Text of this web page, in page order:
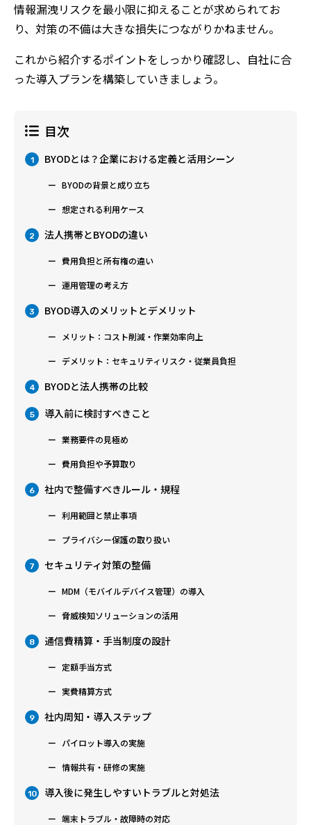
情報漏洩リスクを最小限に抑えることが求められてお
り、対策の不備は大きな損失につながりかねません。
これから紹介するポイントをしっかり確認し、自社に合
った導入プランを構築していきましょう。
目次
1 BYODとは？企業における定義と活用シーン
BYODの背景と成り立ち
想定される利用ケース
2 法人携帯とBYODの違い
費用負担と所有権の違い
運用管理の考え方
3 BYOD導入のメリットとデメリット
メリット：コスト削減・作業効率向上
デメリット：セキュリティリスク・従業員負担
4 BYODと法人携帯の比較
5 導入前に検討すべきこと
業務要件の見極め
費用負担や予算取り
6 社内で整備すべきルール・規程
利用範囲と禁止事項
プライバシー保護の取り扱い
7 セキュリティ対策の整備
MDM（モバイルデバイス管理）の導入
脅威検知ソリューションの活用
8 通信費精算・手当制度の設計
定額手当方式
実費精算方式
9 社内周知・導入ステップ
パイロット導入の実施
情報共有・研修の実施
10 導入後に発生しやすいトラブルと対処法
端末トラブル・故障時の対応